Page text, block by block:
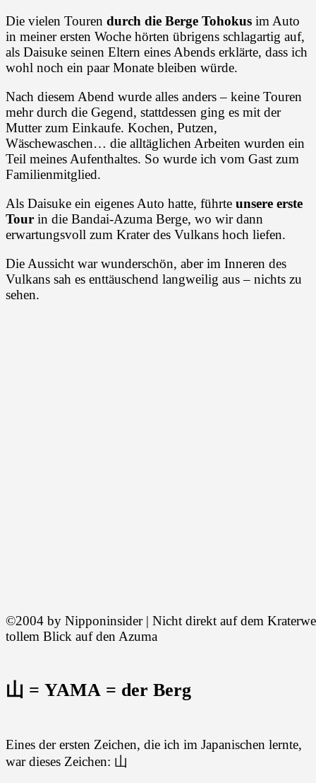
Die vielen Touren durch die Berge Tohokus im Auto
in meiner ersten Woche hörten übrigens schlagartig auf,
als Daisuke seinen Eltern eines Abends erklärte, dass ich
wohl noch ein paar Monate bleiben würde.
Nach diesem Abend wurde alles anders – keine Touren
mehr durch die Gegend, stattdessen ging es mit der
Mutter zum Einkaufe. Kochen, Putzen,
Wäschewaschen… die alltäglichen Arbeiten wurden ein
Teil meines Aufenthaltes. So wurde ich vom Gast zum
Familienmitglied.
Als Daisuke ein eigenes Auto hatte, führte unsere erste
Tour in die Bandai-Azuma Berge, wo wir dann
erwartungsvoll zum Krater des Vulkans hoch liefen.
Die Aussicht war wunderschön, aber im Inneren des
Vulkans sah es enttäuschend langweilig aus – nichts zu
sehen.
©2004 by Nipponinsider | Nicht direkt auf dem
tollem Blick auf den Azuma
山 = YAMA = der Berg
Eines der ersten Zeichen, die ich im Japanischen lernte,
war dieses Zeichen: 山